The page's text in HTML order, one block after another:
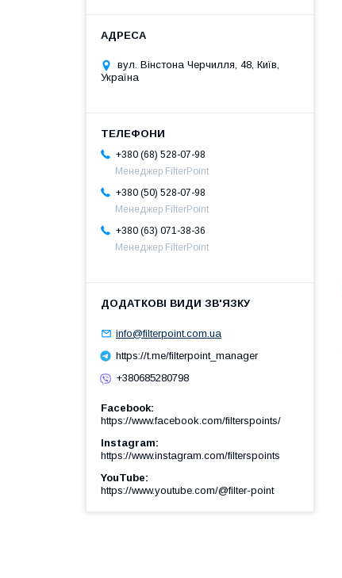
вул. Вінстона Черчилля, 48, Київ,
Україна
+380 (68) 528-07-98
Менеджер FilterPoint
+380 (50) 528-07-98
Менеджер FilterPoint
+380 (63) 071-38-36
Менеджер FilterPoint
info@filterpoint.com.ua
https://t.me/filterpoint_manager
+380685280798
Facebook
https://www.facebook.com/filterspoints/
Instagram
https://www.instagram.com/filterspoints
YouTube
https://www.youtube.com/@filter-point